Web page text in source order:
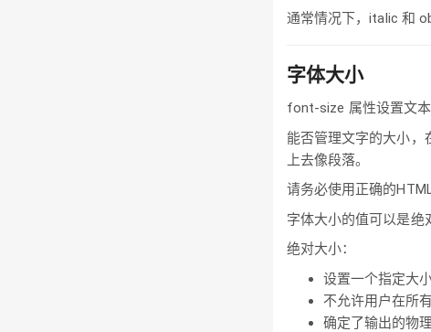
通常情况下，italic 和
字体大小
font-size 属性设置文本
能否管理文字的大小，
上去像段落。
请务必使用正确的
字体大小的值可以是绝
绝对大小：
设置一个指定大
不允许用户在所
确定了输出的物